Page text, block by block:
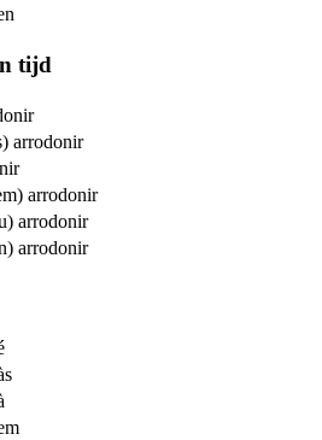
tijd
arrodonir
arrodonir
arrodonir
arrodonir